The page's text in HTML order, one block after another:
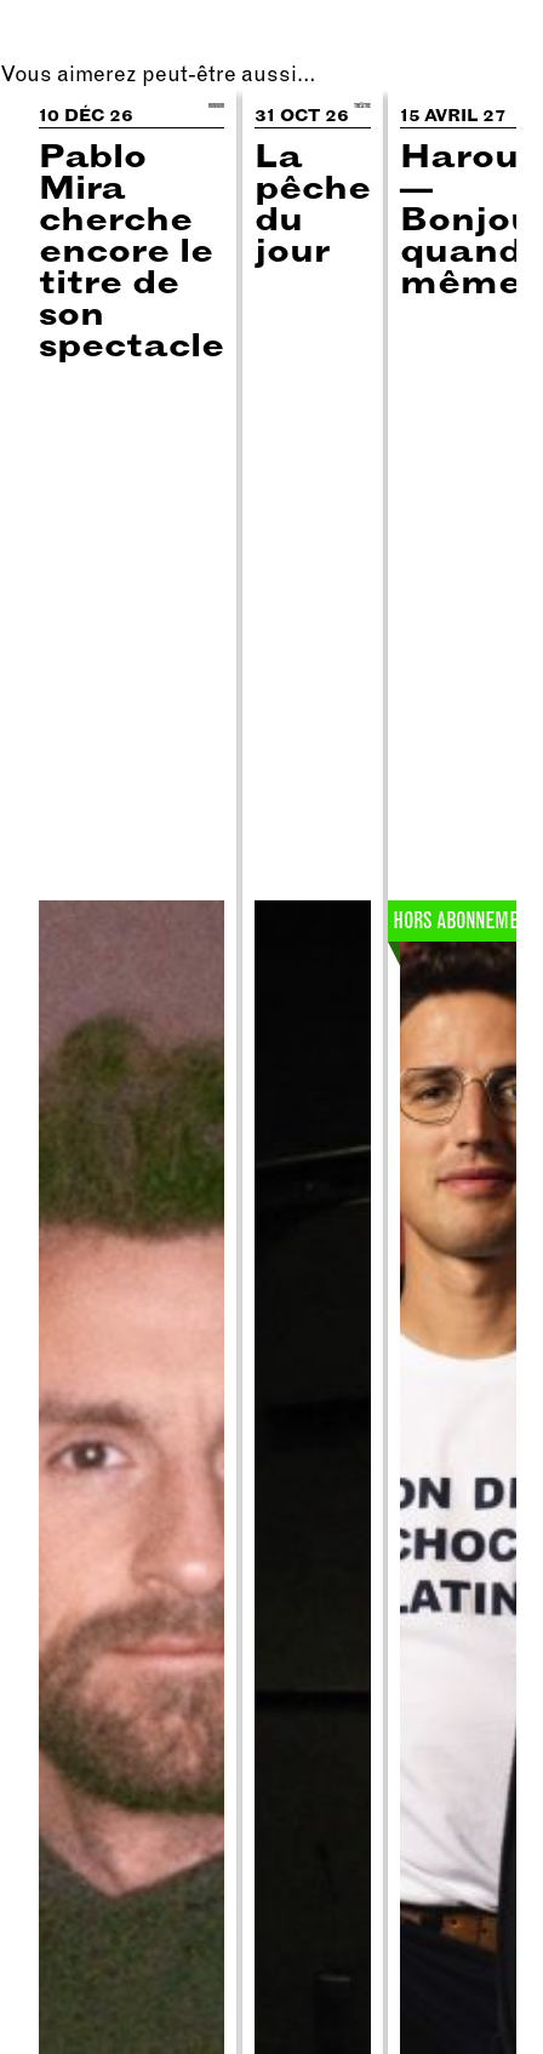
Vous aimerez peut-être aussi…
10 DÉC 26 HUMOUR
Pablo
Mira
cherche
encore le
titre de
son
spectacle
31 OCT 26 THÉÂTRE
La
pêche
du
jour
15 AVRIL 27
Haroun
—
quand
même
HORS ABONNEMENT